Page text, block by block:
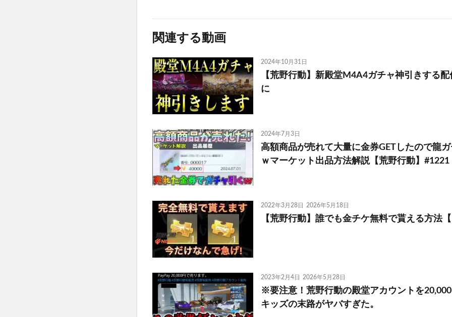
関連する動画
2024年10月31日
【荒野行動】新殿堂M4A4ガチャ神引きする
に
2024年7月3日
高額商品が売れて大量に金券GETしたので龍
ｗマーケット出品方法解説【荒野行動】
2022年3月28日 2026年5月18日
【荒野行動】誰でも金チケ無料で貰える方法
2023年2月4日 2026年5月28日
※要注意！荒野行動の殿堂アカウントを
キッズの末路がヤバすぎた。